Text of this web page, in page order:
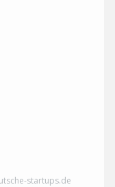
startups.de